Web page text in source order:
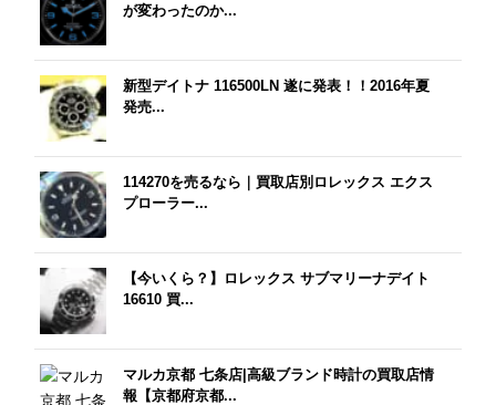
が変わったのか...
新型デイトナ 116500LN 遂に発表！！2016年夏
発売...
114270を売るなら｜買取店別ロレックス エクス
プローラー...
【今いくら？】ロレックス サブマリーナデイト
16610 買...
マルカ京都 七条店|高級ブランド時計の買取店情
報【京都府京都...